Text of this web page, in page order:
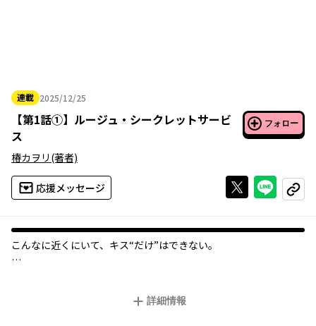
連載 2025/12/25
2025年12月25日
【第1話①】 ルージュ・シークレットサービ
ス
フォロー
椿カヲリ (著者)
応援メッセージ Xで投稿する
ライン
コピー
こんなに近くにいて、キス“だけ”はできない。
題性をあげるため、花冠の“くちびる”だけに３億円の保険をか
詳細情報